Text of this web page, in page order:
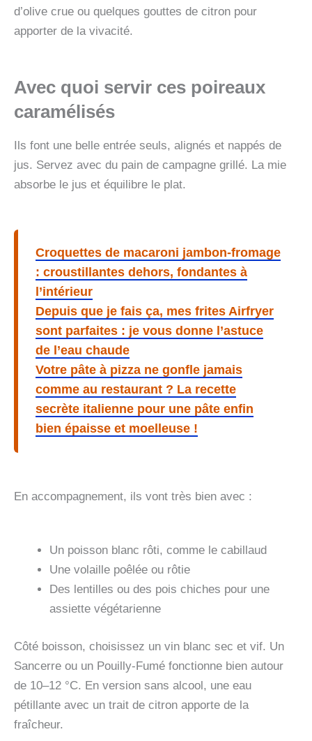
d’olive crue ou quelques gouttes de citron pour
apporter de la vivacité.
Avec quoi servir ces poireaux
caramélisés
Ils font une belle entrée seuls, alignés et nappés de
jus. Servez avec du pain de campagne grillé. La mie
absorbe le jus et équilibre le plat.
Croquettes de macaroni jambon-fromage
: croustillantes dehors, fondantes à
l’intérieur
Depuis que je fais ça, mes frites Airfryer
sont parfaites : je vous donne l’astuce
de l’eau chaude
Votre pâte à pizza ne gonfle jamais
comme au restaurant ? La recette
secrète italienne pour une pâte enfin
bien épaisse et moelleuse !
En accompagnement, ils vont très bien avec :
Un poisson blanc rôti, comme le cabillaud
Une volaille poêlée ou rôtie
Des lentilles ou des pois chiches pour une
assiette végétarienne
Côté boisson, choisissez un vin blanc sec et vif. Un
Sancerre ou un Pouilly-Fumé fonctionne bien autour
de 10–12 °C. En version sans alcool, une eau
pétillante avec un trait de citron apporte de la
fraîcheur.